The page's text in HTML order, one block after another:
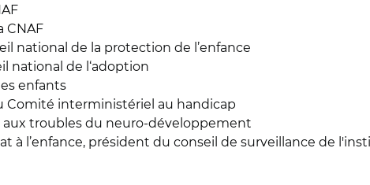
CNAF
national de la protection de l’enfance
national de l‘adoption
enfants
Comité interministériel au handicap
troubles du neuro-développement
à l’enfance, président du conseil de surveillance de